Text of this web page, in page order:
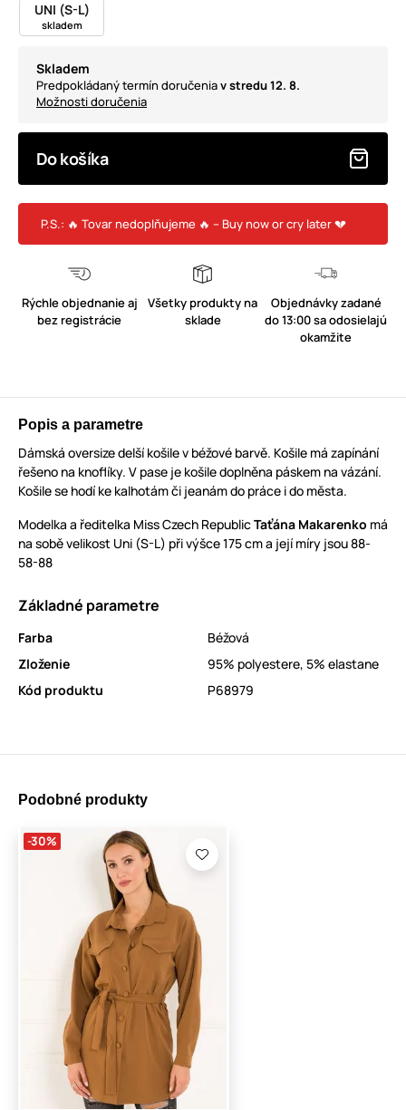
UNI (S-L)
skladem
Skladem
Predpokládaný termín doručeniav stredu 12. 8.
Možnosti doručenia
Do košíka
P.S.: 🔥 Tovar nedoplňujeme 🔥 – Buy now or cry later 💔
Rýchle objednanie aj
bez registrácie
Všetky produkty na
sklade
Objednávky zadané
do 13:00 sa odosielajú
okamžite
Popis a parametre
Dámská oversize delší košile v béžové barvě. Košile má zapínání
řešeno na knoflíky. V pase je košile doplněna páskem na vázání.
Košile se hodí ke kalhotám či jeanám do práce i do města.
Modelka a ředitelka Miss Czech RepublicTaťána Makarenko má
na sobě velikost Uni (S-L) při výšce 175 cm a její míry jsou 88-
58-88
Základné parametre
Farba
Béžová
Zloženie
95% polyestere, 5% elastane
Kód produktu
P68979
Podobné produkty
-30%